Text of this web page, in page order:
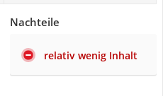
Nachteile
relativ wenig Inhalt